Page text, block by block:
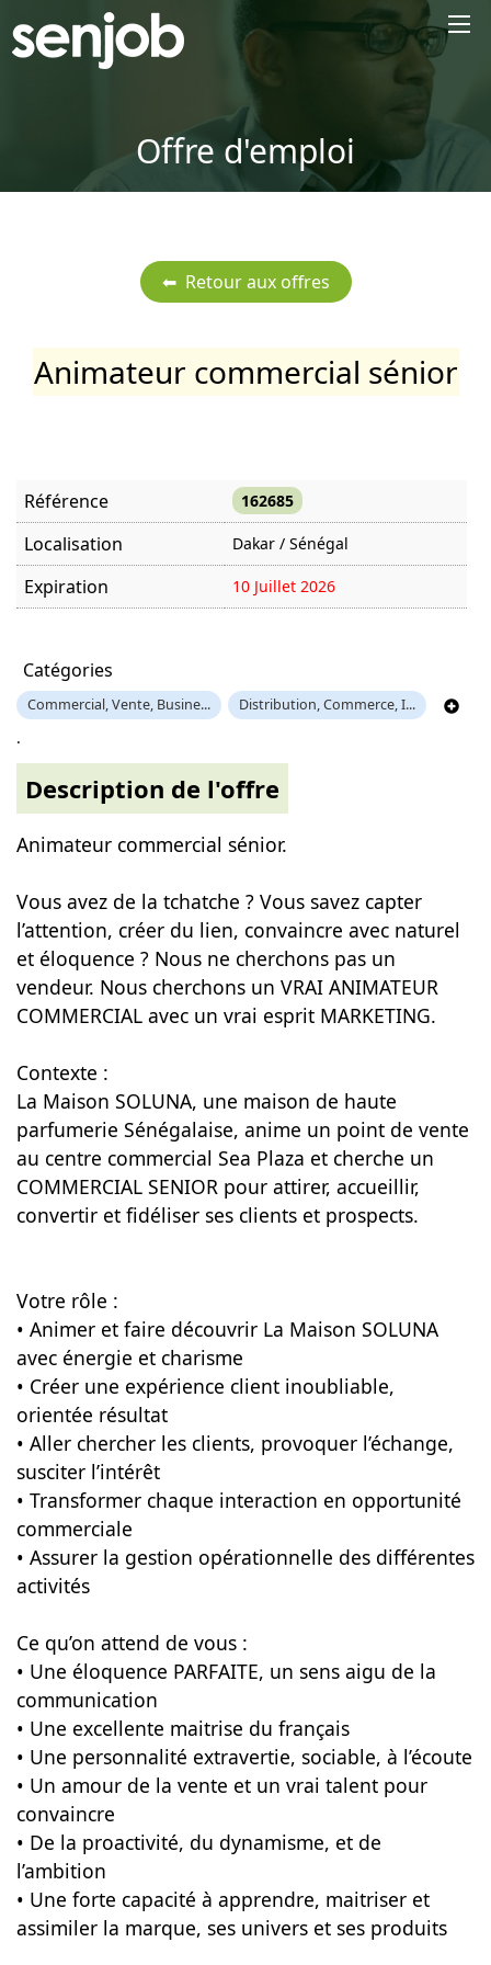
Offre d'emploi
Animateur commercial sénior
Référence 162685
Localisation Dakar / Sénégal
Expiration 10 Juillet 2026
Catégories
Commercial, Vente, Busine... Distribution, Commerce, I...
.
Description de l'offre
Animateur commercial sénior.
Vous avez de la tchatche ? Vous savez capter
l’attention, créer du lien, convaincre avec naturel
et éloquence ? Nous ne cherchons pas un
vendeur. Nous cherchons un VRAI ANIMATEUR
COMMERCIAL avec un vrai esprit MARKETING.
Contexte :
La Maison SOLUNA, une maison de haute
parfumerie Sénégalaise, anime un point de vente
au centre commercial Sea Plaza et cherche un
COMMERCIAL SENIOR pour attirer, accueillir,
convertir et fidéliser ses clients et prospects.
Votre rôle :
• Animer et faire découvrir La Maison SOLUNA
avec énergie et charisme
• Créer une expérience client inoubliable,
orientée résultat
• Aller chercher les clients, provoquer l’échange,
susciter l’intérêt
• Transformer chaque interaction en opportunité
commerciale
• Assurer la gestion opérationnelle des différentes
activités
Ce qu’on attend de vous :
• Une éloquence PARFAITE, un sens aigu de la
communication
• Une excellente maitrise du français
• Une personnalité extravertie, sociable, à l’écoute
• Un amour de la vente et un vrai talent pour
convaincre
• De la proactivité, du dynamisme, et de
l’ambition
• Une forte capacité à apprendre, maitriser et
assimiler la marque, ses univers et ses produits